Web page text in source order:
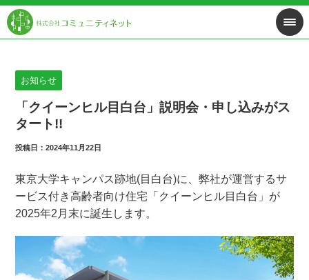
お知らせ
「クイーンヒル目白台」説明会・申し込みがス
タート!!
投稿日：2024年11月22日
東京大学キャンパス跡地(目白台)に、弊社が運営するサ
ービス付き高齢者向け住宅「クイーンヒル目白台」が
2025年2月末に誕生します。